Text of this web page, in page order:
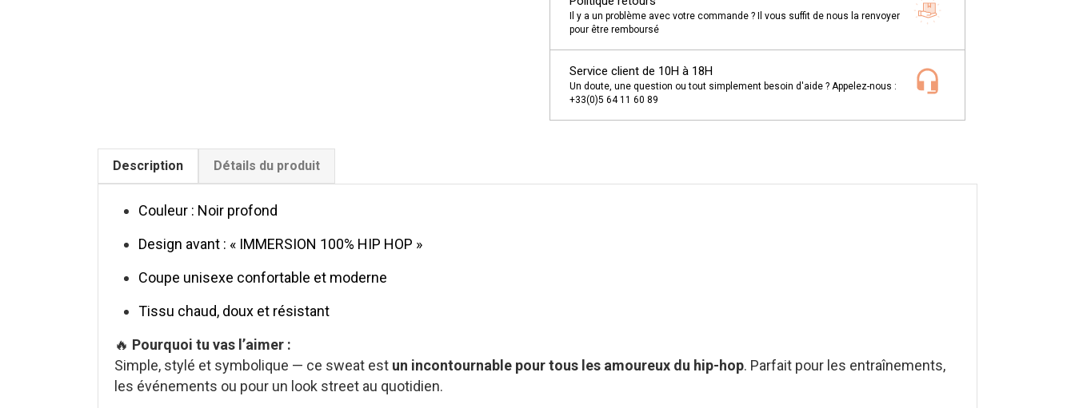
Il y a un problème avec votre commande ? Il vous suffit de nous la renvoyer
pour être remboursé
Service client de 10H à 18H
Un doute, une question ou tout simplement besoin d'aide ? Appelez-nous :
+33(0)5 64 11 60 89
Description Détails du produit
Couleur : Noir profond
Design avant : « IMMERSION 100% HIP HOP »
Coupe unisexe confortable et moderne
Tissu chaud, doux et résistant
🔥 Pourquoi tu vas l’aimer :
Simple, stylé et symbolique — ce sweat est un incontournable pour tous les amoureux du hip-hop. Parfait pour les entraînements,
les événements ou pour un look street au quotidien.